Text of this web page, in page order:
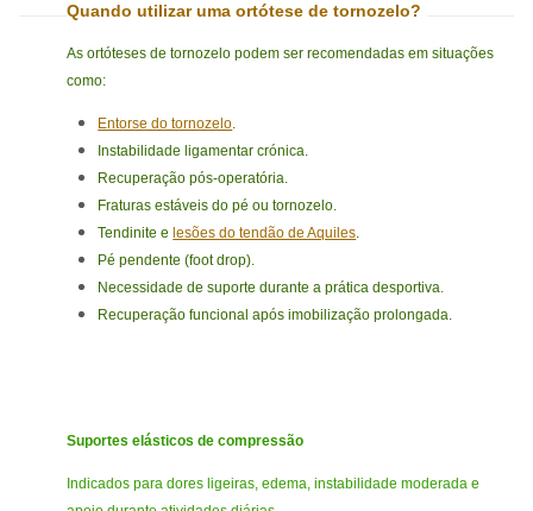
Quando utilizar uma ortótese de tornozelo?
As ortóteses de tornozelo podem ser recomendadas em situações
como:
Entorse do tornozelo.
Instabilidade ligamentar crónica.
Recuperação pós-operatória.
Fraturas estáveis do pé ou tornozelo.
Tendinite e lesões do tendão de Aquiles.
Pé pendente (foot drop).
Necessidade de suporte durante a prática desportiva.
Recuperação funcional após imobilização prolongada.
Suportes elásticos de compressão
Indicados para dores ligeiras, edema, instabilidade moderada e